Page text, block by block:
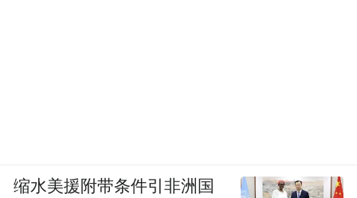
缩水美援附带条件引非洲国